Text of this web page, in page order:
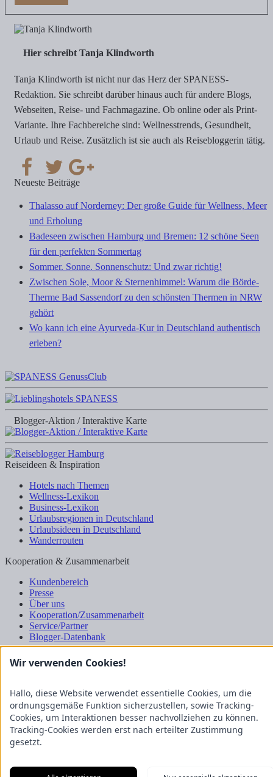
Hier schreibt Tanja Klindworth
Tanja Klindworth ist nicht nur das Herz der SPANESS-
Redaktion. Sie schreibt darüber hinaus auch für andere Blogs,
Webseiten, Reise- und Fachmagazine. Ob online oder als Print-
Variante. Ihre Fachbereiche sind: Wellnesstrends, Gesundheit,
Urlaub und Reise. Zusätzlich ist sie auch als Reisebloggerin tätig.
Neueste Beiträge
Thalasso auf Norderney: Der große Guide für Wellness, Meer
und Erholung
Badeseen zwischen Hamburg und Bremen: 12 schöne Seen
für den perfekten Sommertag
Sommer. Sonne. Sonnenschutz: Und zwar richtig!
Zwischen Sole, Moor & Sternenhimmel: Warum die Börde-
Therme Bad Sassendorf zu den schönsten Thermen in NRW
gehört
Wo kann ich eine Ayurveda-Kur in Deutschland authentisch
erleben?
Blogger-Aktion / Interaktive Karte
Reiseideen & Inspiration
Hotels nach Themen
Wellness-Lexikon
Business-Lexikon
Urlaubsregionen in Deutschland
Urlaubsideen in Deutschland
Wanderrouten
Kooperation & Zusammenarbeit
Kundenbereich
Presse
Über uns
Kooperation/Zusammenarbeit
Service/Partner
Blogger-Datenbank
Rechtliches
Datenschutz
Nutzungsbestimmungen
Genuss Club
Wir verwenden Cookies!
Hallo, diese Website verwendet essentielle Cookies, um die
ordnungsgemäße Funktion sicherzustellen, sowie Tracking-
Cookies, um Interaktionen besser nachvollziehen zu können.
Tracking-Cookies werden erst nach erteilter Zustimmung
gesetzt.